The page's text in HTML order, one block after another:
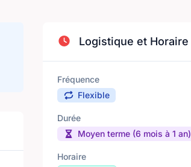
Logistique et Horaire
Fréquence
Flexible
Durée
Moyen terme (6 mois à 1 an)
Horaire